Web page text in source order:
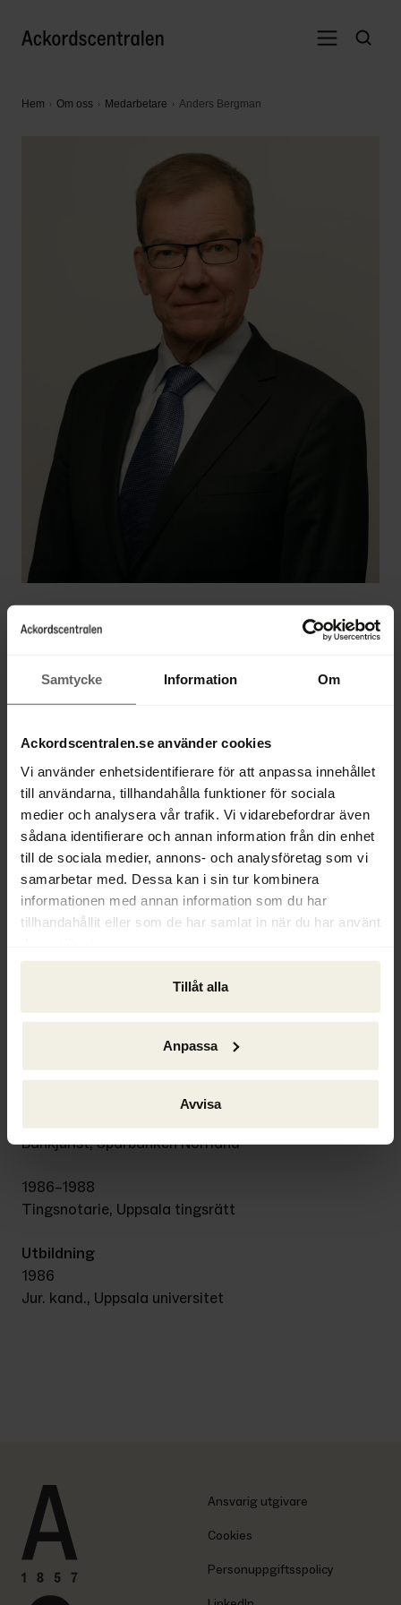
Samtycke Information Om
Ackordscentralen.se använder cookies
Vi använder enhetsidentifierare för att anpassa innehållet
till användarna, tillhandahålla funktioner för sociala
medier och analysera vår trafik. Vi vidarebefordrar även
sådana identifierare och annan information från din enhet
till de sociala medier, annons- och analysföretag som vi
samarbetar med. Dessa kan i sin tur kombinera
informationen med annan information som du har
tillhandahållit eller som de har samlat in när du har använt
Tillåt alla
Anpassa
Avvisa
Hem Om oss Medarbetare Anders Bergman
Anders Bergman
konkursförvaltare, rekonstruktör, likvidator
Direkt +46 70 557 16 24
Växel +46 90 70 62 00
anders.bergman@ackordscentralen.se
Bakgrund
1994–
Grundare/vd/jurist, Ackordscentralen Norrland
1992–1994
Biträdande jurist/advokat, Advokatfirma Kaiding,
Ljungdahl & Marcusson
Chefsjurist, Västerbottens Föreningsbank
Bankjurist, Sparbanken Norrland
1986–1988
Tingsnotarie, Uppsala tingsrätt
Utbildning
1986
Jur. kand., Uppsala universitet
Ansvarig utgivare
Cookies
Personuppgiftsspolicy